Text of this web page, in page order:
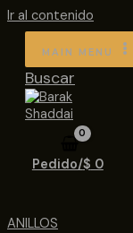
Ir al contenido
MAIN MENU
Buscar
Pedido/$ 0
ANILLOS